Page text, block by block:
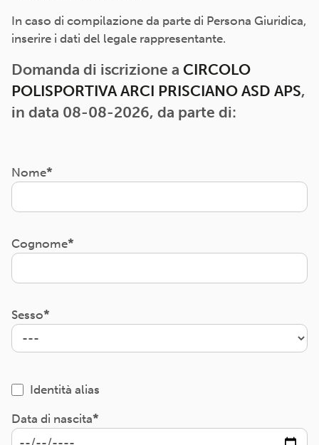
In caso di compilazione da parte di Persona Giuridica,
inserire i dati del legale rappresentante.
Domanda di iscrizione a CIRCOLO
POLISPORTIVA ARCI PRISCIANO ASD APS,
in data 08-08-2026, da parte di:
Nome
Cognome
Sesso
Identità alias
Data di nascita